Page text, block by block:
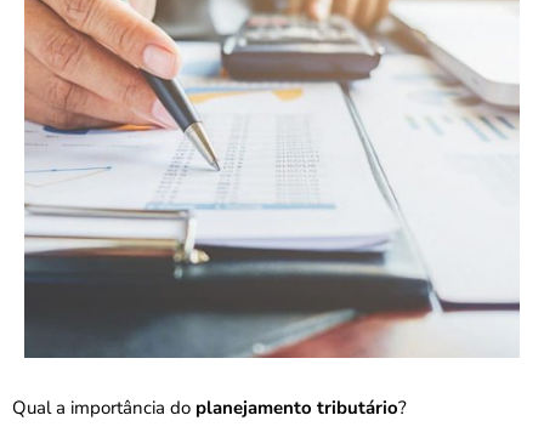
Qual a importância do planejamento tributário?